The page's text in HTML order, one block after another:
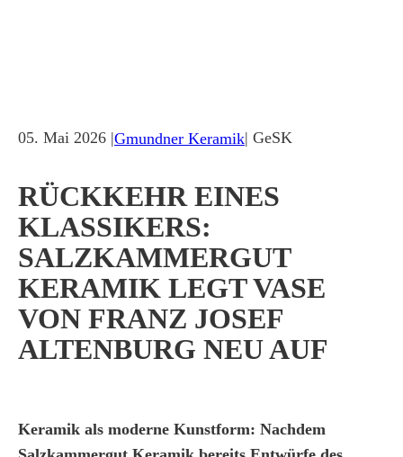
05. Mai 2026 |Gmundner Keramik| GeSK
RÜCKKEHR EINES
KLASSIKERS:
SALZKAMMERGUT
KERAMIK LEGT VASE
VON FRANZ JOSEF
ALTENBURG NEU AUF
Keramik als moderne Kunstform: Nachdem